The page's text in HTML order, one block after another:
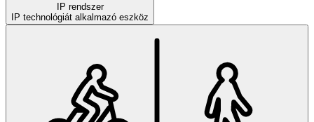
IP rendszer
IP technológiát alkalmazó eszköz